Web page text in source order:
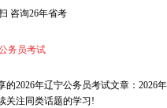
咨询26年省考
2026年辽宁公务员考试文章：2026年
关注同类话题的学习!